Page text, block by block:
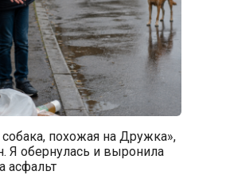
похожая на Дружка»,
Я обернулась и выронила
асфальт